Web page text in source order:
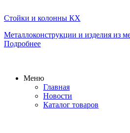
Стойки и колонны КХ
Металлоконструкции и изделия из
Подробнее
Меню
Главная
Новости
Каталог товаров